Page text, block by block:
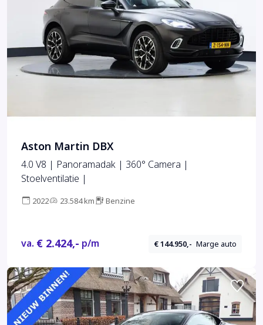
Aston Martin DBX
4.0 V8 | Panoramadak | 360° Camera |
Stoelventilatie |
2022 23.584 km Benzine
va. € 2.424,- p/m € 144.950,- Marge auto